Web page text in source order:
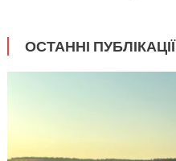
ОСТАННІ ПУБЛІКАЦІЇ